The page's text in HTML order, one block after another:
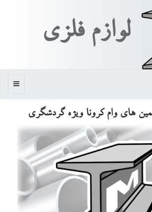
لوازم فلزی
منو
های وام كرونا ویژه گردشگری